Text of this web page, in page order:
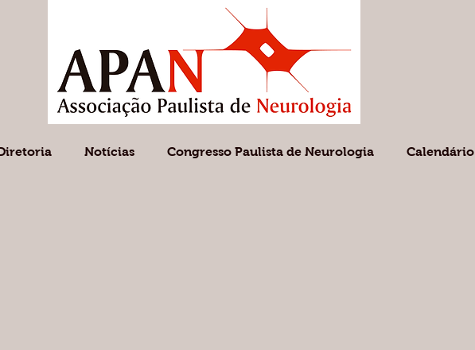
Notícias Congresso Paulista de Neurologia Calendário